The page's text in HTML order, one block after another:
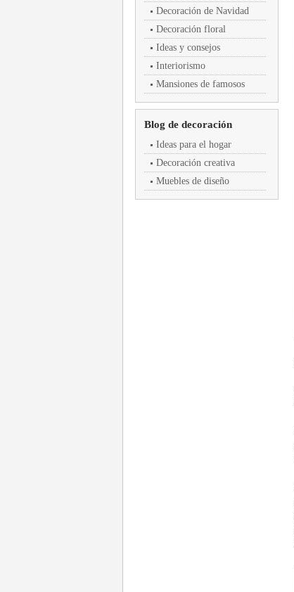
Decoración de Navidad
Decoración floral
Ideas y consejos
Interiorismo
Mansiones de famosos
Blog de decoración
Ideas para el hogar
Decoración creativa
Muebles de diseño